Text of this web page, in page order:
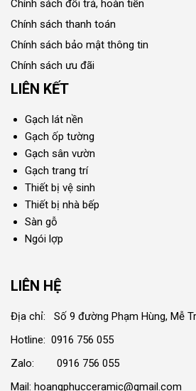
Chính sách đổi trả, hoàn tiền
Chính sách thanh toán
Chính sách bảo mật thông tin
Chính sách ưu đãi
LIÊN KẾT
Gạch lát nền
Gạch ốp tường
Gạch sân vườn
Gạch trang trí
Thiết bị vệ sinh
Thiết bị nhà bếp
Sàn gỗ
Ngói lợp
LIÊN HỆ
Địa chỉ: Số 9 đường Phạm Hùng, Mễ
Hotline: 0916 756 055
Zalo: 0916 756 055
Mail: hoangphucceramic@gmail.com